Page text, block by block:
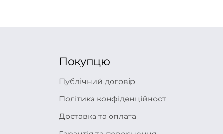
Покупцю
Публічний договір
Політика конфіденційності
Доставка та оплата